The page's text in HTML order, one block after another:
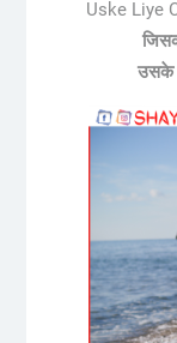
Uske Liye
उसके